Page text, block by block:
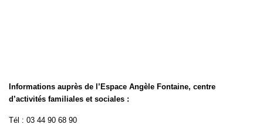
Informations auprès de l’Espace Angèle Fontaine, centre
d’activités familiales et sociales :
Tél : 03 44 90 68 90